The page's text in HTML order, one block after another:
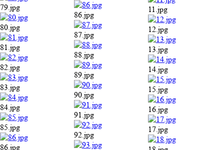
79.jpg
80.jpg
81.jpg
82.jpg
83.jpg
84.jpg
85.jpg
86.jpg
86.jpg
87.jpg
88.jpg
89.jpg
90.jpg
91.jpg
92.jpg
11.jpg
12.jpg
13.jpg
14.jpg
15.jpg
16.jpg
17.jpg